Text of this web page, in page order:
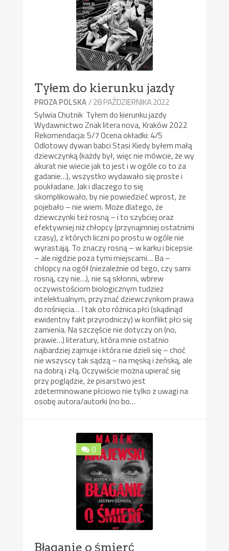
Tyłem do kierunku jazdy
PROZA POLSKA/ 28 PAŹDZIERNIKA 2022
Sylwia Chutnik Tyłem do kierunku jazdy
Wydawnictwo Znak litera nova, Kraków 2022
Rekomendacja: 5/7 Ocena okładki: 4/5
Odlotowy dywan babci Stasi Kiedy byłem małą
dziewczynką (każdy był, więc nie mówcie, że wy
akurat nie wiecie jak to jest i w ogóle co to za
gadanie…), wszystko wydawało się proste i
poukładane. Jak i dlaczego to się
skomplikowało, by nie powiedzieć wprost, że
pojebało – nie wiem. Może dlatego, że
dziewczynki też rosną – i to szybciej oraz
efektywniej niż chłopcy (przynajmniej ostatnimi
czasy), z których liczni po prostu w ogóle nie
wyrastają. To znaczy rosną – w karku i bicepsie
– ale nigdzie poza tymi miejscami… Ba –
chłopcy na ogół (niezależnie od tego, czy sami
rosną, czy nie…), nie są skłonni, wbrew
oczywistościom biologicznym tudzież
intelektualnym, przyznać dziewczynkom prawa
do rośnięcia… I tak oto różnica płci (skądinąd
ewidentny fakt przyrodniczy) w konflikt płci się
zamienia. Na szczęście nie dotyczy on (no,
prawie…) literatury, która mnie ostatnio
najbardziej zajmuje i która nie dzieli się – choć
nie wszyscy tak sądzą – na męską i żeńską, ale
na dobrą i złą. Oczywiście można upierać się
przy poglądzie, że pisarstwo jest
zdeterminowane płciowo nie tylko z uwagi na
osobę autora/autorki (no bo…
0
Błaganie o śmierć